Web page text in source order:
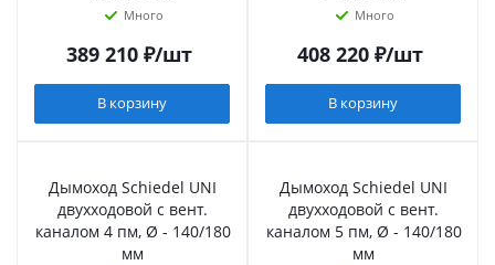
Много
389 210₽/шт
В корзину
Много
408 220₽/шт
В корзину
Дымоход Schiedel UNI
двухходовой с вент.
каналом 4 пм, Ø - 140/180
мм
Дымоход Schiedel UNI
двухходовой с вент.
каналом 5 пм, Ø - 140/180
мм